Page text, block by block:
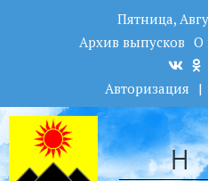
Пятница,
Архив выпусков О
Авторизация |